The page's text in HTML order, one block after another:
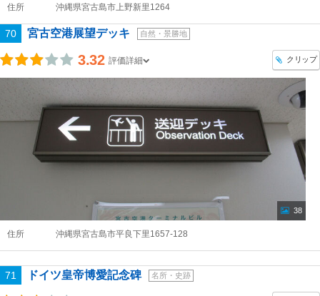
住所 沖縄県宮古島市上野新里1264
70 宮古空港展望デッキ 自然・景勝地
3.32 評価詳細 クリップ
38
住所 沖縄県宮古島市平良下里1657-128
71 ドイツ皇帝博愛記念碑 名所・史跡